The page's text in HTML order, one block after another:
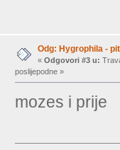
Odg: Hygrophila -
« Odgovori #3 u:
poslijepodne »
mozes i prije